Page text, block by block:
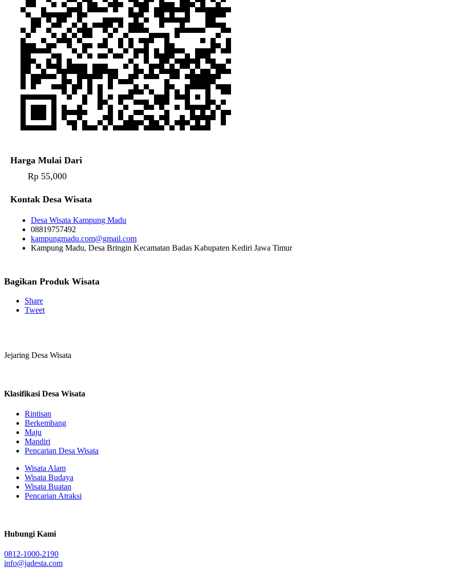
Harga Mulai Dari
Rp 55,000
Kontak Desa Wisata
Desa Wisata Kampung Madu
08819757492
kampungmadu.com@gmail.com
Kampung Madu, Desa Bringin Kecamatan Badas Kabupaten Kediri Jawa Timur
Bagikan Produk Wisata
Share
Tweet
Jejaring Desa Wisata
Klasifikasi Desa Wisata
Rintisan
Berkembang
Maju
Mandiri
Pencarian Desa Wisata
Wisata Alam
Wisata Budaya
Wisata Buatan
Pencarian Atraksi
Hubungi Kami
0812-1000-2190
info@jadesta.com